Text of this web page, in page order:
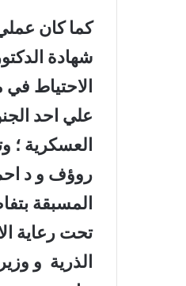
كما كان
شهادة
الاحتياط
علي احد
العسكرية ؛
روؤف و د
المسبقة
تحت رعاية
الذرية و